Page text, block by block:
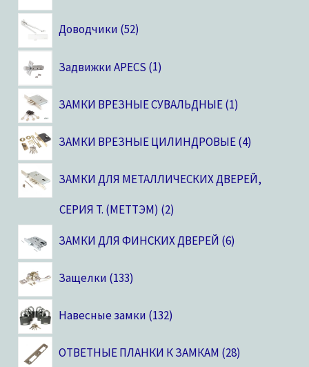
Доводчики 52
Задвижки APECS 1
ЗАМКИ ВРЕЗНЫЕ СУВАЛЬДНЫЕ 1
ЗАМКИ ВРЕЗНЫЕ ЦИЛИНДРОВЫЕ 4
ЗАМКИ ДЛЯ МЕТАЛЛИЧЕСКИХ ДВЕРЕЙ,
CЕРИЯ T. (МЕТТЭМ) 2
ЗАМКИ ДЛЯ ФИНСКИХ ДВЕРЕЙ 6
Защелки 133
Навесные замки 132
ОТВЕТНЫЕ ПЛАНКИ К ЗАМКАМ 28